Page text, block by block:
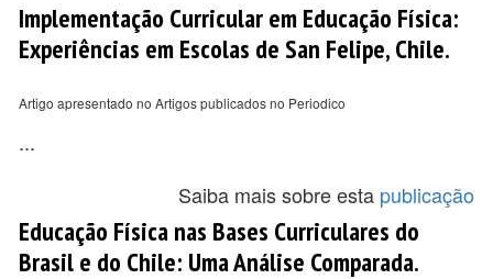
Implementação Curricular em Educação Física:
Experiências em Escolas de San Felipe, Chile.
Artigo apresentado no Artigos publicados no Periodico
...
Saiba mais sobre esta publicação
Educação Física nas Bases Curriculares do
Brasil e do Chile: Uma Análise Comparada.